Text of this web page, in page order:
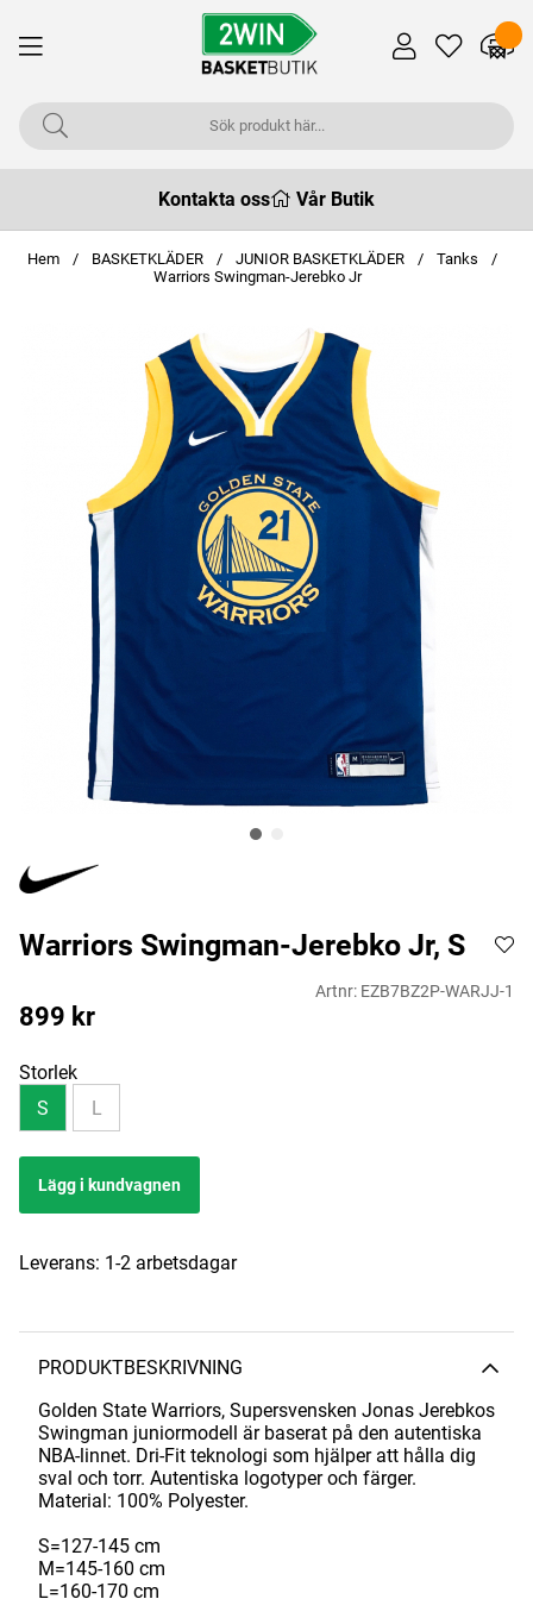
Kontakta oss Vår Butik
Hem BASKETKLÄDER JUNIOR BASKETKLÄDER
Tanks
Warriors Swingman-Jerebko Jr
Warriors Swingman-Jerebko Jr, S
Artnr: EZB7BZ2P-WARJJ-1
899 kr
Storlek
S
L
Lägg i kundvagnen
Leverans: 1-2 arbetsdagar
PRODUKTBESKRIVNING
Golden State Warriors, Supersvensken Jonas Jerebkos
Swingman juniormodell är baserat på den autentiska
NBA-linnet. Dri-Fit teknologi som hjälper att hålla dig
sval och torr. Autentiska logotyper och färger.
Material: 100% Polyester.
S=127-145 cm
M=145-160 cm
L=160-170 cm